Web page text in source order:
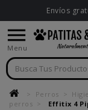
Envíos

Menu
Perros
perros
Effitix 4